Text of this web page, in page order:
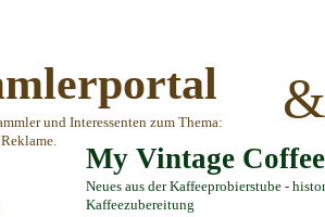
und Interessenten zum Thema:
&
My Vintage
Neues aus der Kaffeeprobierstube -
Kaffeezubereitung